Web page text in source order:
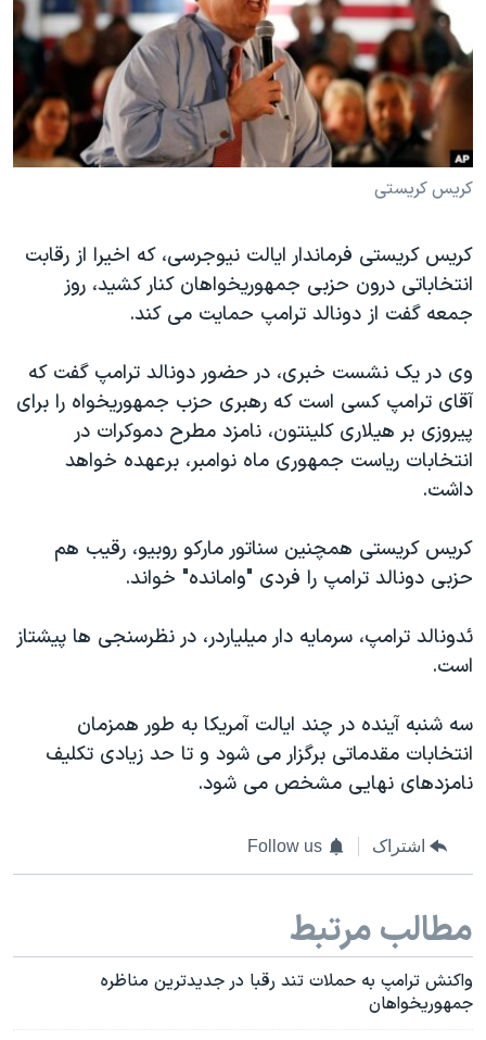
فرهنگ و زندگی
حقوق شهروندی
اقتصادی
علم و فناوری
آرشیو پخش زنده
مستندها
انتخابات ریاست جمهوری آمریکا ۲۰۲۴
حمله جمهوری اسلامی به اسرائیل
رمز مهسا
مجموعه مستندهای دادخواهی
تریبونال مردمی آبان ۹۸
چهل سال گروگان‌گیری
قانون شفافیت دارائی کادر رهبری ایران
اعتراضات مردمی آبان ۹۸
اسرائیل در جنگ
همایش محافظه‌کاران آمریکا «سی‌پک»
سفر پرزیدنت ترامپ به چین
دنبال کنید
زبانهای مختلف
کریس کریستی
کریس کریستی فرماندار ایالت نیوجرسی، که اخیرا از رقابت
انتخاباتی درون حزبی جمهوریخواهان کنار کشید، روز
جمعه گفت از دونالد ترامپ حمایت می کند.
وی در یک نشست خبری، در حضور دونالد ترامپ گفت که
آقای ترامپ کسی است که رهبری حزب جمهوریخواه را برای
پیروزی بر هیلاری کلینتون، نامزد مطرح دموکرات در
انتخابات ریاست جمهوری ماه نوامبر، برعهده خواهد
داشت.
کریس کریستی همچنین سناتور مارکو روبیو، رقیب هم
حزبی دونالد ترامپ را فردی "وامانده" خواند.
ئدونالد ترامپ، سرمایه دار میلیاردر، در نظرسنجی ها پیشتاز
است.
سه شنبه آینده در چند ایالت آمریکا به طور همزمان
انتخابات مقدماتی برگزار می شود و تا حد زیادی تکلیف
نامزدهای نهایی مشخص می شود.
اشتراک Follow us
مطالب مرتبط
واکنش ترامپ به حملات تند رقبا در جدیدترین مناظره
جمهوریخواهان